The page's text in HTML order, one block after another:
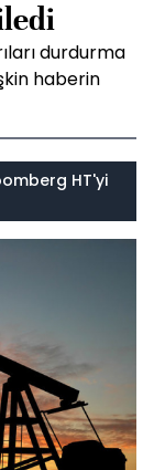
durdurma
haberin
HT'yi